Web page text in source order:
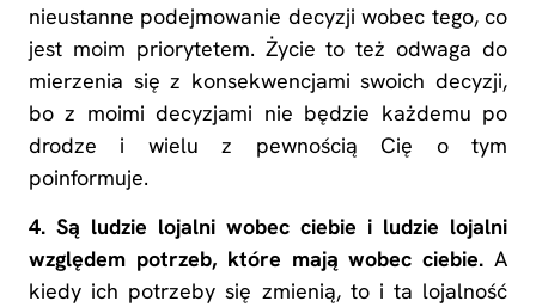
nieustanne podejmowanie decyzji wobec tego, co
jest moim priorytetem. Życie to też odwaga do
mierzenia się z konsekwencjami swoich decyzji,
bo z moimi decyzjami nie będzie każdemu po
drodze i wielu z pewnością Cię o tym
poinformuje.
4. Są ludzie lojalni wobec ciebie i ludzie lojalni
względem potrzeb, które mają wobec ciebie. A
kiedy ich potrzeby się zmienią, to i ta lojalność